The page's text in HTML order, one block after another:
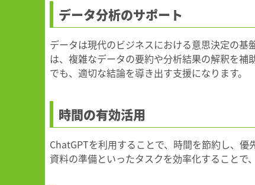
データ分析のサポート
データは現代のビジネスにおける意思決定の
は、複雑なデータの要約や分析結果の解釈を
でも、適切な結論を導き出す支援になります。
時間の有効活用
ChatGPTを利用することで、時間を節約し、
資料の準備といったタスクを効率化することで